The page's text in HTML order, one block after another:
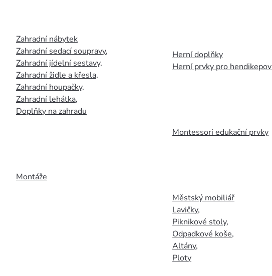
Zahradní nábytek
Zahradní sedací soupravy,
Zahradní jídelní sestavy,
Zahradní židle a křesla,
Zahradní houpačky,
Zahradní lehátka,
Doplňky na zahradu
Montáže
Herní doplňky
Herní prvky pro
Montessori edukační prvky
Městský mobiliář
Lavičky,
Piknikové stoly,
Odpadkové koše,
Altány,
Ploty